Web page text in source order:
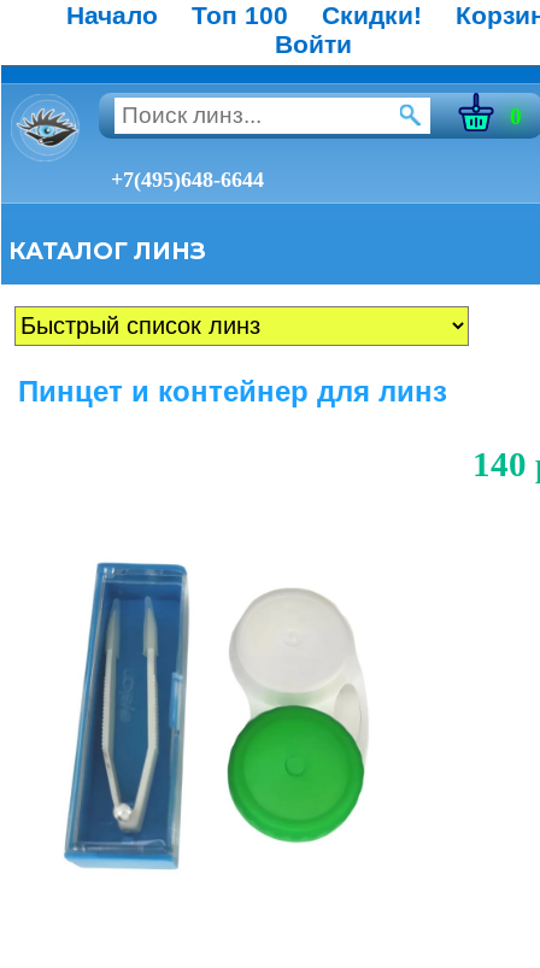
Начало Топ 100 Скидки!
Войти
0
+7(495)648-6644
КАТАЛОГ ЛИНЗ
Пинцет и контейнер для линз
140